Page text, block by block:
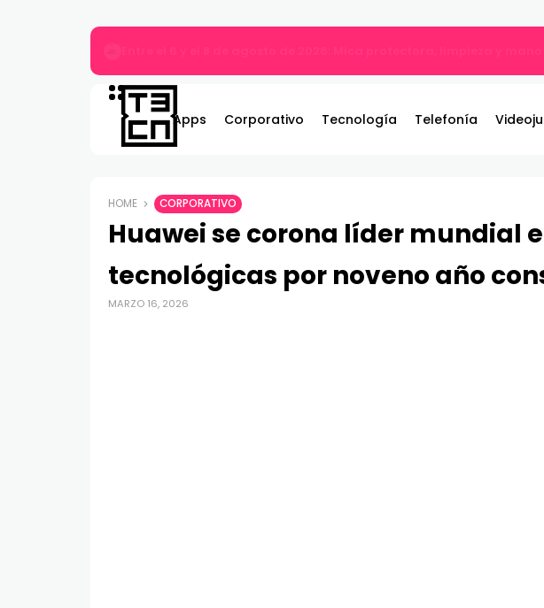
Apps Corporativo Tecnología Telefonía
HOME CORPORATIVO
Huawei se corona líder mundial
tecnológicas por noveno año
MARZO 16, 2026